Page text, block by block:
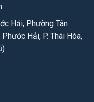
Hải, Phường Tân
Phước Hải, P. Thái Hòa,